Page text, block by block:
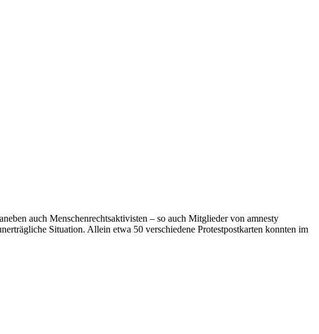
auch Menschenrechtsaktivisten – so auch Mitglieder von amnesty
Situation. Allein etwa 50 verschiedene Protestpostkarten konnten im